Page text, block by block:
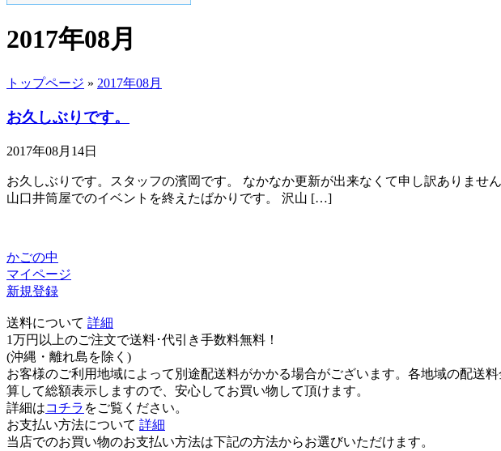
2017年08月
トップページ » 2017年08月
お久しぶりです。
2017年08月14日
お久しぶりです。スタッフの濱岡です。 なかなか更新が出来なくて申し訳ありませ
山口井筒屋でのイベントを終えたばかりです。 沢山 […]
かごの中
マイページ
新規登録
送料について 詳細
1万円以上のご注文で送料･代引き手数料無料 ！
(沖縄・離れ島を除く)
お客様のご利用地域によって別途配送料がかかる場合がございます。各地域の配送
算して総額表示しますので、安心してお買い物して頂けます。
詳細はコチラ をご覧ください。
お支払い方法について 詳細
当店でのお買い物のお支払い方法は下記の方法からお選びいただけます。